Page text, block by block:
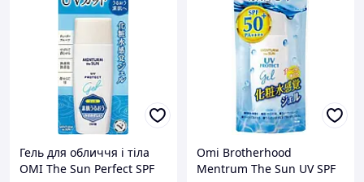
Гель для обличчя і тіла
OMI The Sun Perfect SPF
Omi Brotherhood
Mentrum The Sun UV SPF